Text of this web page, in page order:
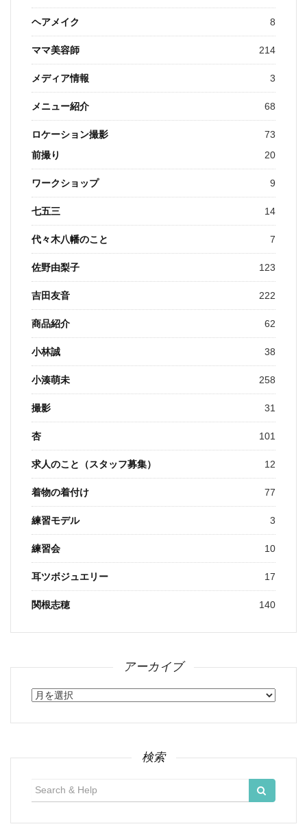
ヘアメイク 8
ママ美容師 214
メディア情報 3
メニュー紹介 68
ロケーション撮影
73
前撮り
20
ワークショップ 9
七五三 14
代々木八幡のこと 7
佐野由梨子 123
吉田友音 222
商品紹介 62
小林誠 38
小湊萌未 258
撮影 31
杏 101
求人のこと（スタッフ募集） 12
着物の着付け 77
練習モデル 3
練習会 10
耳ツボジュエリー 17
関根志穂 140
アーカイブ
ア
カ
検索